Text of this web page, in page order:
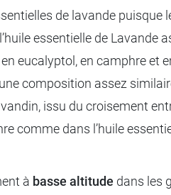
de lavande
essentielle de Lavande
eucalyptol, en camphre et
composition assez
issu du croisement
comme dans l’huile
à basse altitude dans les